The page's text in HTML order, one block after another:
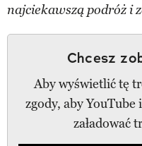
najciekawszą podróż i
Chcesz
Aby wyświetlić tę
zgody, aby YouTube
załadować